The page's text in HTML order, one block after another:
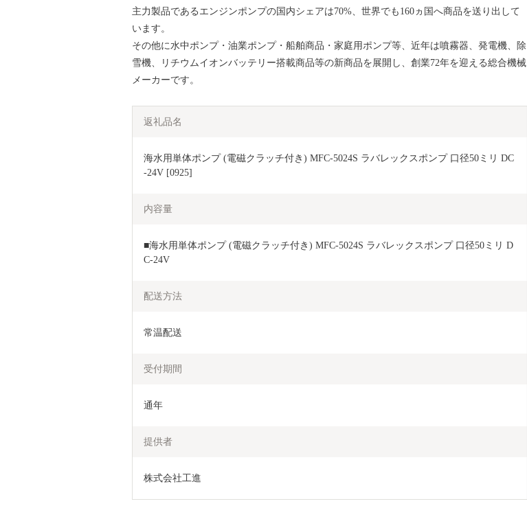
主力製品であるエンジンポンプの国内シェアは70%、世界でも160ヵ国へ商品を送り出して
います。
その他に水中ポンプ・油業ポンプ・船舶商品・家庭用ポンプ等、近年は噴霧器、発電機、除
雪機、リチウムイオンバッテリー搭載商品等の新商品を展開し、創業72年を迎える総合機械
メーカーです。
返礼品名
海水用単体ポンプ (電磁クラッチ付き) MFC-5024S ラバレックスポンプ 口径50ミリ DC
-24V [0925]
内容量
■海水用単体ポンプ (電磁クラッチ付き) MFC-5024S ラバレックスポンプ 口径50ミリ D
C-24V
配送方法
常温配送
受付期間
通年
提供者
株式会社工進